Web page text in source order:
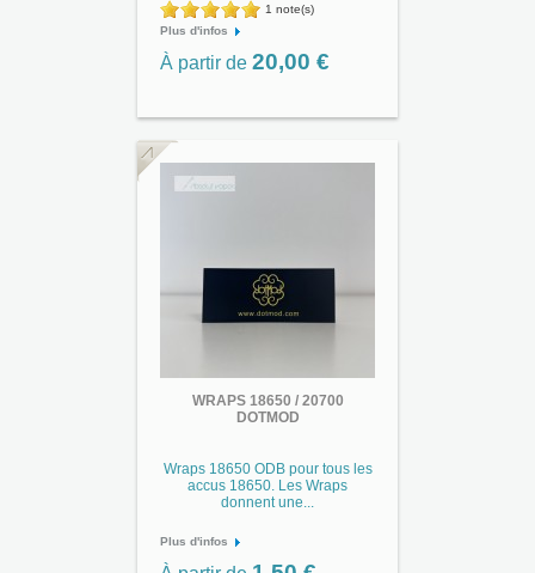
1 note(s)
Plus d'infos
À partir de 20,00 €
WRAPS 18650 / 20700
DOTMOD
Wraps 18650 ODB pour tous les
accus 18650. Les Wraps
donnent une...
Plus d'infos